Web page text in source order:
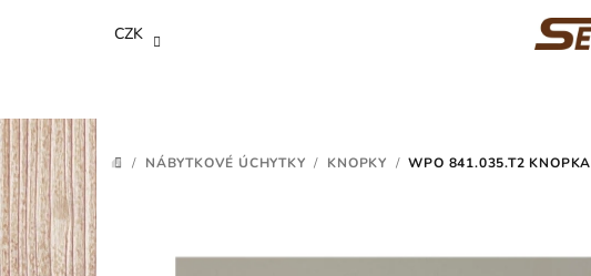
CZK
DOMŮ
/ NÁBYTKOVÉ ÚCHYTKY / KNOPKY / WPO 841.035.T2 KNOPKA